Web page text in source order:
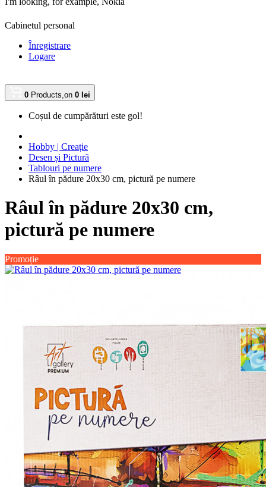
Cabinetul personal
Înregistrare
Logare
0 Products,on 0 lei
Coșul de cumpărături este gol!
Hobby | Creație
Desen și Pictură
Tablouri pe numere
Râul în pădure 20х30 cm, pictură pe numere
Râul în pădure 20х30 cm,
pictură pe numere
Promoție